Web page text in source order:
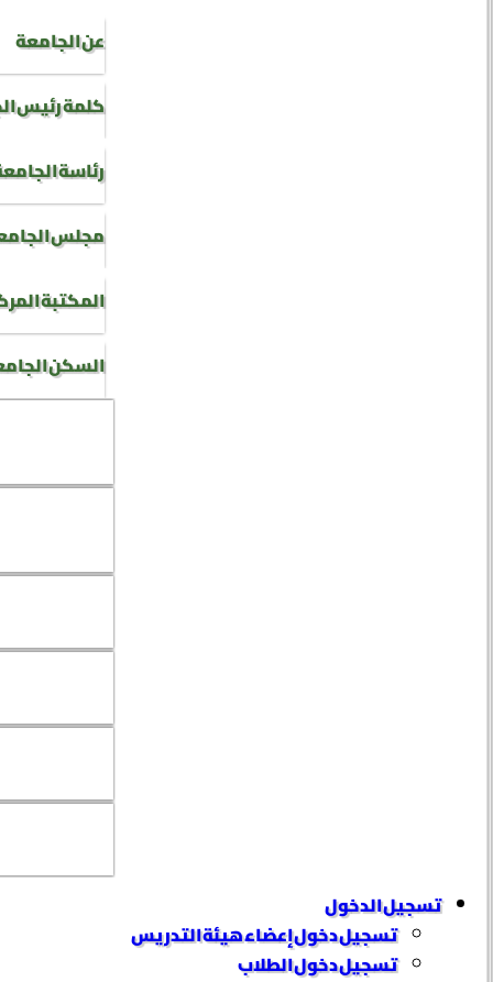
عن الجامعة
كلمة رئيس
رئاسة
مجلس
المكتبة
السكن
تسجيل الدخول
تسجيل دخول إعضاء هيئة التدريس
تسجيل دخول الطلاب